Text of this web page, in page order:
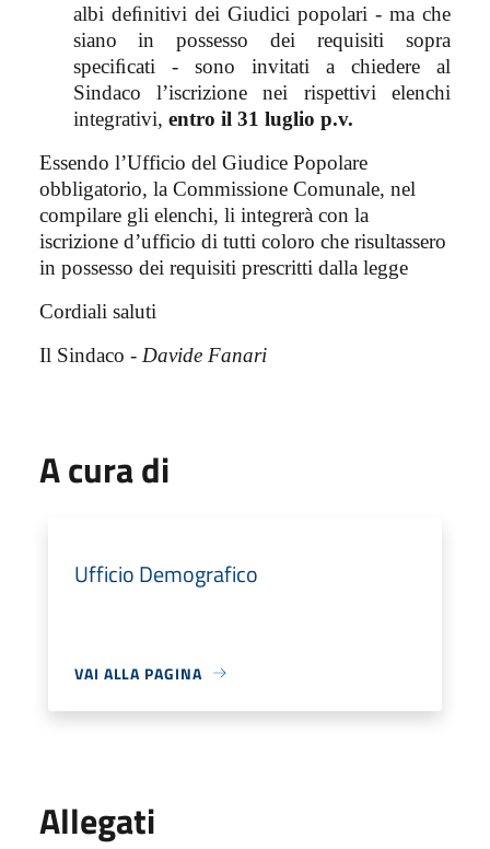
albi deﬁnitivi dei Giudici popolari - ma che
siano in possesso dei requisiti sopra
speciﬁcati - sono invitati a chiedere al
Sindaco l’iscrizione nei rispettivi elenchi
integrativi, entro il 31 luglio p.v.
Essendo l’Ufficio del Giudice Popolare
obbligatorio, la Commissione Comunale, nel
compilare gli elenchi, li integrerà con la
iscrizione d’ufficio di tutti coloro che risultassero
in possesso dei requisiti prescritti dalla legge
Cordiali saluti
Il Sindaco - Davide Fanari
A cura di
Ufficio Demografico
VAI ALLA PAGINA
Allegati